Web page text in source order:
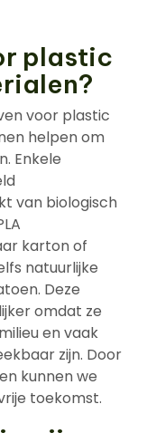
plastic
voor plastic
helpen om
Enkele
van biologisch
karton of
natuurlijke
Deze
omdat ze
en vaak
zijn. Door
kunnen we
toekomst.